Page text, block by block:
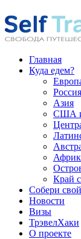
Главная
Куда едем?
Россия
Азия
США
Край
Собери
Новости
Визы
ТрэвелХаки
О проекте